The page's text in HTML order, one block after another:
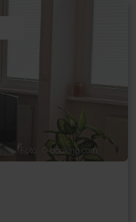
Foto: © booking.com